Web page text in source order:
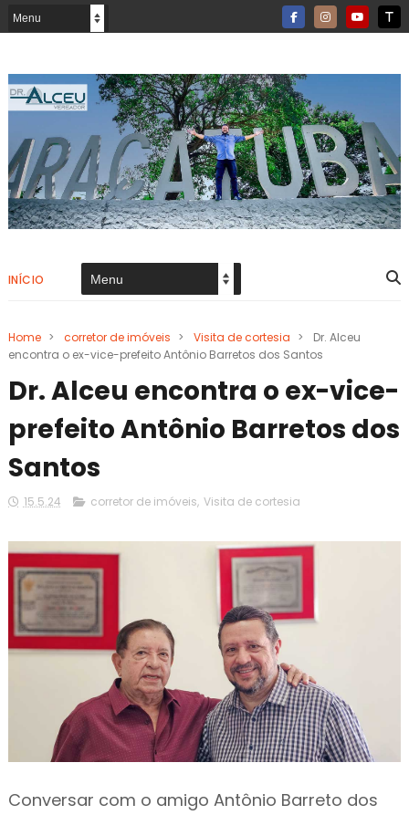
INÍCIO
Home > corretor de imóveis > Visita de cortesia >
Dr. Alceu
encontra o ex-vice-prefeito Antônio Barretos dos Santos
Dr. Alceu encontra o ex-vice-
prefeito Antônio Barretos dos
Santos
15.5.24 corretor de imóveis, Visita de cortesia
Conversar com o amigo Antônio Barreto dos